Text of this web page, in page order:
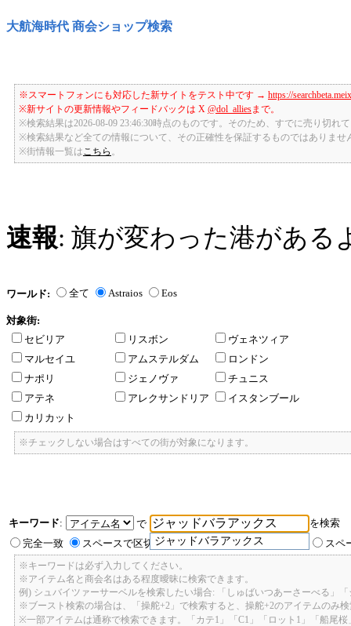
大航海時代 商会ショップ検索
※スマートフォンにも対応した新サイトをテスト中です → https://
※新サイトの更新情報やフィードバックは X @dol_alliesまで。
※検索結果は2026-08-09 23:46:30時点のものです。そのため、すでに売り切れ
※検索結果など全ての情報について、その正確性を保証するものではありませ
※街情報一覧は こちら
速報: 旗が変わった港がある
ワールド: 全て Astraios Eos
対象街:
セビリア
リスボン
ヴェネツィア
マルセイユ
アムステルダム
ロンドン
ナポリ
ジェノヴァ
チュニス
アテネ
アレクサンドリア
イスタンブール
カリカット
※チェックしない場合はすべての街が対象になります。
キーワード:
で
ジャッドバラアックス
を検索
完全一致
スペースで区切ったキーワードのいずれかを含む スペ
※キーワードは必ず入力してください。
※アイテム名と商会名はある程度曖昧に検索できます。
例) シュバイツァーサーベルを検索したい場合: 「しゅばいつあーさーべる」
※ブースト検索の場合は、「操舵+2」で検索すると、操舵+2のアイテムのみ
※一部アイテムは通称で検索できます。「カテ1」「C1」「ロット1」「船尾